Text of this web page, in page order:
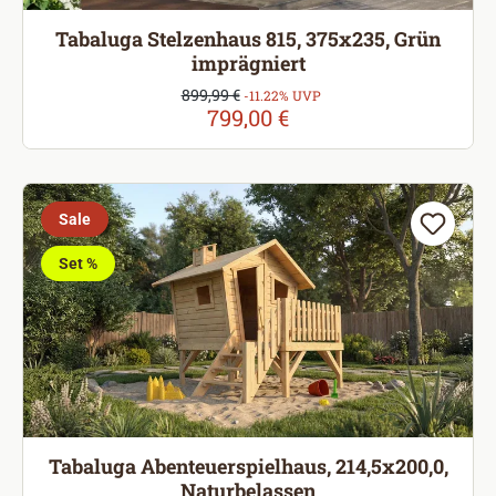
Tabaluga Stelzenhaus 815, 375x235, Grün
imprägniert
Verkaufspreis:
799,00 €
Regulärer Preis:
899,99 € -11.22% UVP
Sale
Set %
Tabaluga Abenteuerspielhaus, 214,5x200,0,
Naturbelassen